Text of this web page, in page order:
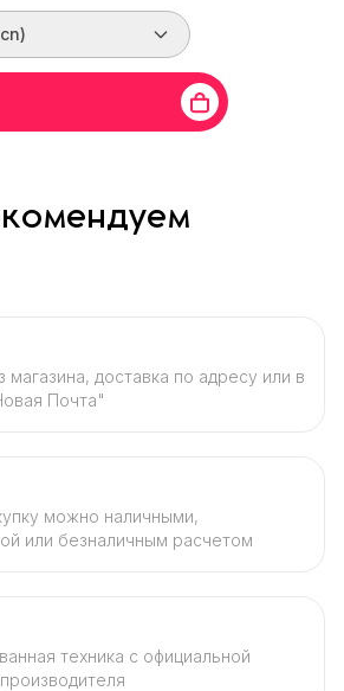
магазина, доставка по адресу или в
Почта"
можно наличными,
или безналичным расчетом
техника с официальной